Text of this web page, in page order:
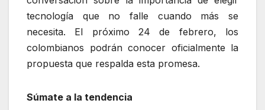
tecnología que no falle cuando más se
necesita. El próximo 24 de febrero, los
colombianos podrán conocer oficialmente la
propuesta que respalda esta promesa.
Súmate a la tendencia